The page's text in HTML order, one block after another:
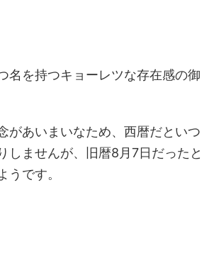
名を持つキョーレツな存在感の御
があいまいなため、西暦だといつ
しませんが、旧暦8月7日だったと
うです。